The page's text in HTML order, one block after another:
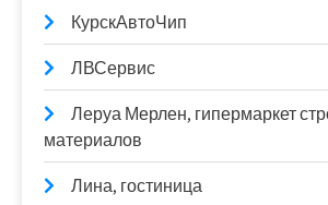
КурскАвтоЧип
ЛВСервис
Леруа Мерлен, гипермаркет
материалов
Лина, гостиница